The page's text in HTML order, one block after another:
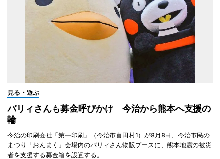
見る・遊ぶ
バリィさんも募金呼びかけ 今治から熊本へ支援の
輪
今治の印刷会社「第一印刷」（今治市喜田村1）が8月8日、今治市民の
まつり「おんまく」会場内のバリィさん物販ブースに、熊本地震の被災
者を支援する募金箱を設置する。